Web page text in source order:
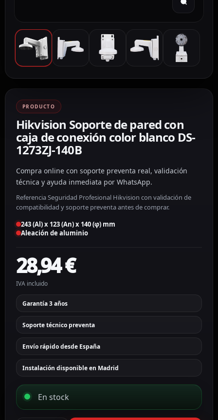
PRODUCTO
Hikvision Soporte de pared con
caja de conexión color blanco DS-
1273ZJ-140B
Compra online con soporte preventa real, validación
técnica y ayuda inmediata por WhatsApp.
Referencia Seguridad Profesional Hikvision con validación de
compatibilidad y soporte preventa antes de comprar.
243 (Al) x 123 (An) x 140 (φ) mm
Aleación de aluminio
28,94€
IVA incluido
Garantía 3 años
Soporte técnico preventa
Envío rápido desde España
Instalación disponible en Madrid
En stock